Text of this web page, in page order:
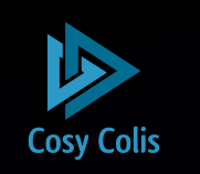
contenu